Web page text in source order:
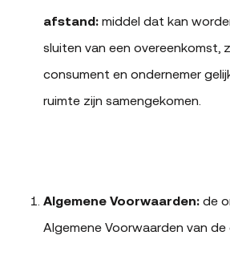
afstand: middel dat kan
sluiten van een overeenkomst,
consument en ondernemer
ruimte zijn samengekomen.
Algemene Voorwaarden: de
Algemene Voorwaarden van de